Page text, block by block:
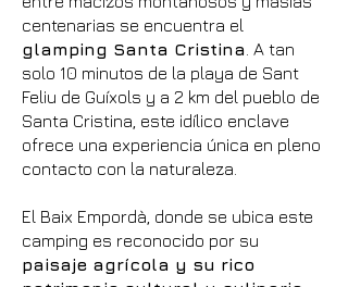
centenarias se encuentra el
glamping Santa Cristina . A tan
solo 10 minutos de la playa de Sant
Feliu de Guíxols y a 2 km del pueblo de
Santa Cristina, este idílico enclave
ofrece una experiencia única en pleno
contacto con la naturaleza.
El Baix Empordà, donde se ubica este
camping es reconocido por su
paisaje agrícola y su rico